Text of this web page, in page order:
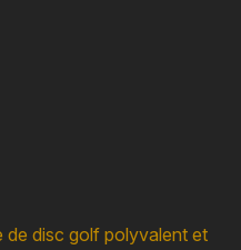
de disc golf polyvalent et